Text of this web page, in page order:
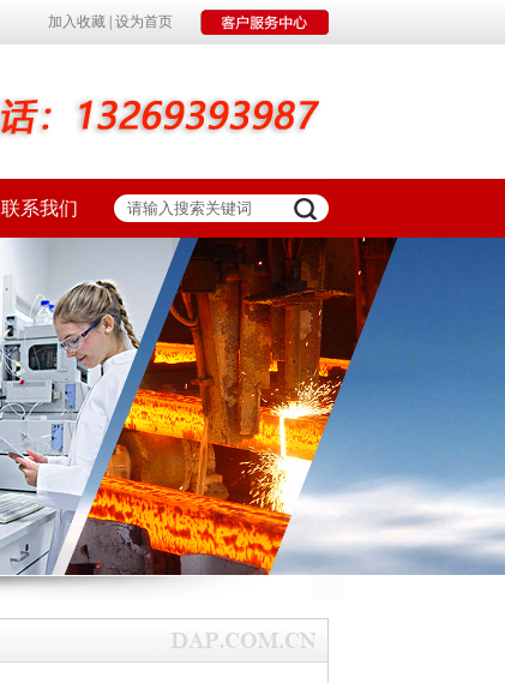
加入收藏 设为首页
联系我们